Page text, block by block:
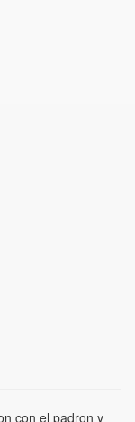
con el padron y